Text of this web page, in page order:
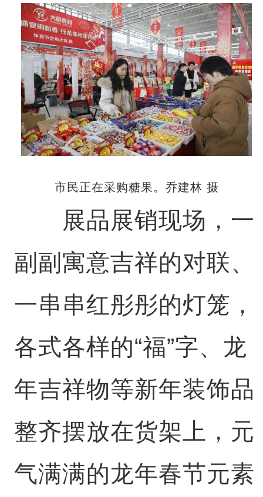
市民正在采购糖果。乔建林 摄
展品展销现场，一
副副寓意吉祥的对联、
一串串红彤彤的灯笼，
各式各样的“福”字、龙
年吉祥物等新年装饰品
整齐摆放在货架上，元
气满满的龙年春节元素